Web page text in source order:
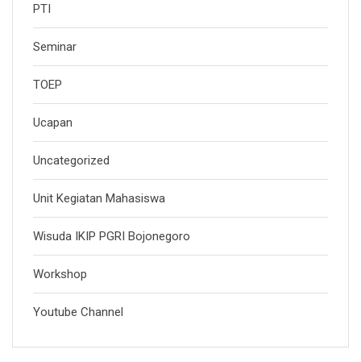
PTI
Seminar
TOEP
Ucapan
Uncategorized
Unit Kegiatan Mahasiswa
Wisuda IKIP PGRI Bojonegoro
Workshop
Youtube Channel